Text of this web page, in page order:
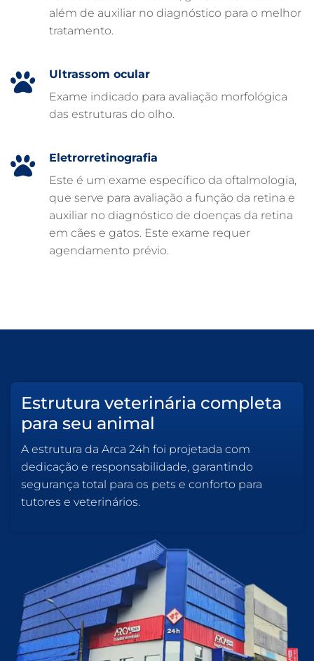
CUIDADOS INTENSIVOS EM ANIMAIS
CLÍNICA VETERINÁRIA ARCA
CLÍNICA VETERINÁRIA 24 HORAS
ATENDIMENTO VETERINÁRIO
além de auxiliar no diagnóstico para o melhor
tratamento.
Ultrassom ocular
Exame indicado para avaliação morfológica
das estruturas do olho.
Eletrorretinografia
Este é um exame específico da oftalmologia,
que serve para avaliação a função da retina e
auxiliar no diagnóstico de doenças da retina
em cães e gatos. Este exame requer
agendamento prévio.
Estrutura veterinária completa
para seu animal
A estrutura da Arca 24h foi projetada com
dedicação e responsabilidade, garantindo
segurança total para os pets e conforto para
tutores e veterinários.